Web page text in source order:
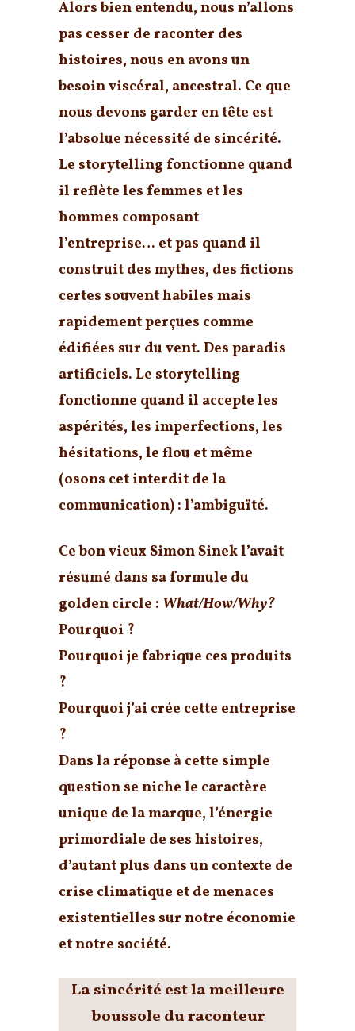
Alors bien entendu, nous n’allons
pas cesser de raconter des
histoires, nous en avons un
besoin viscéral, ancestral. Ce que
nous devons garder en tête est
l’absolue nécessité de sincérité.
Le storytelling fonctionne quand
il reflète les femmes et les
hommes composant
l’entreprise… et pas quand il
construit des mythes, des fictions
certes souvent habiles mais
rapidement perçues comme
édifiées sur du vent. Des paradis
artificiels. Le storytelling
fonctionne quand il accepte les
aspérités, les imperfections, les
hésitations, le flou et même
(osons cet interdit de la
communication) : l’ambiguïté.
Ce bon vieux Simon Sinek l’avait
résumé dans sa formule du
golden circle : What/How/Why?
Pourquoi ?
Pourquoi je fabrique ces produits
?
Pourquoi j’ai crée cette entreprise
?
Dans la réponse à cette simple
question se niche le caractère
unique de la marque, l’énergie
primordiale de ses histoires,
d’autant plus dans un contexte de
crise climatique et de menaces
existentielles sur notre économie
et notre société.
La sincérité est la meilleure
boussole du raconteur